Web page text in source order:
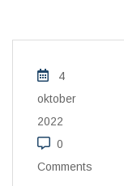
4
oktober
2022
0
Comments